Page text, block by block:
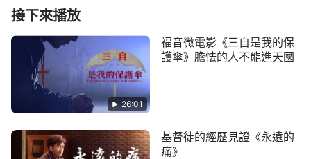
同樣被抓坐監，他也沒有怨言，沒有消極、倒下……
實際了，進天國肯定沒問題。沒過多久，一場突如
其來的試煉臨到了他，妻子被中共警察迫害折磨致
死，徐智謙悲痛欲絕，對神產生了觀念、誤解與埋
怨，悖逆、背叛的心也出來了……後來，他意識到這
是背叛神，就開始反思：像自己這樣臨到試煉還能埋
怨神、誤解神、背叛神的人是真正得救的人嗎？能有
接下來播放
26:01
福音微電影《三自是我的保
護傘》膽怯的人不能進天國
基督徒的經歷見證《永遠的
痛》